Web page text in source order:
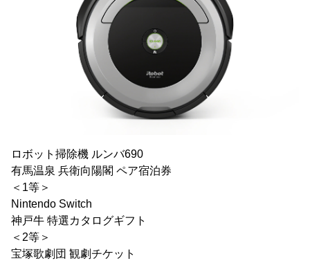
ロボット掃除機 ルンバ690
有馬温泉 兵衛向陽閣 ペア宿泊券
＜1等＞
Nintendo Switch
神戸牛 特選カタログギフト
＜2等＞
宝塚歌劇団 観劇チケット